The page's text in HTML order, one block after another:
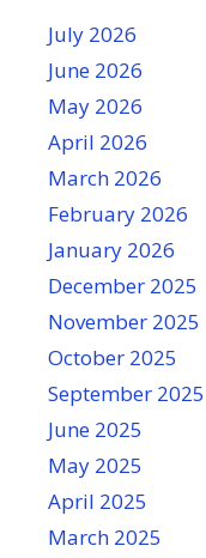
July 2026
June 2026
May 2026
April 2026
March 2026
February 2026
January 2026
December 2025
November 2025
October 2025
September 2025
June 2025
May 2025
April 2025
March 2025